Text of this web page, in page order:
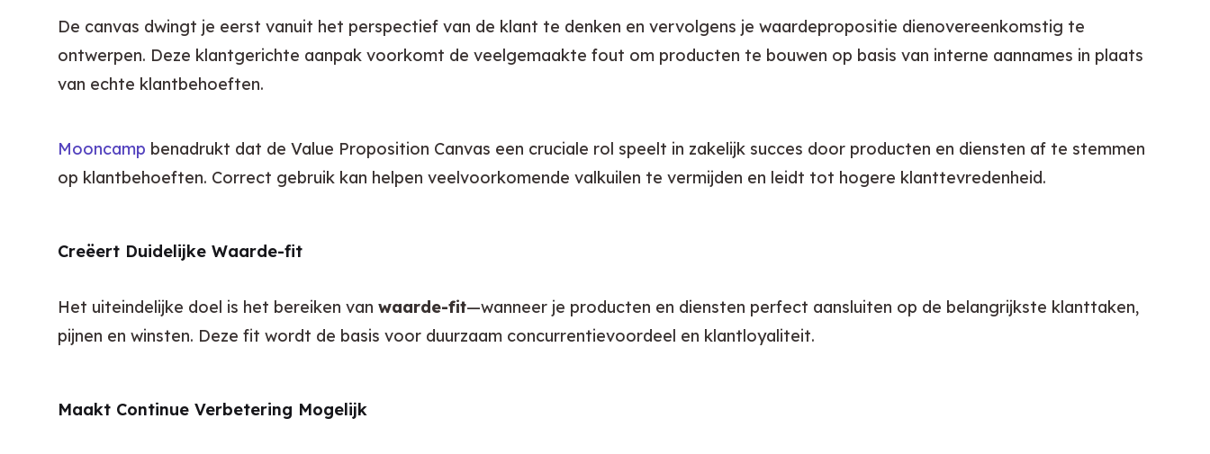
De canvas dwingt je eerst vanuit het perspectief van de klant te denken en vervolgens je waardepropositie dienovereenkomstig te
ontwerpen. Deze klantgerichte aanpak voorkomt de veelgemaakte fout om producten te bouwen op basis van interne aannames in plaats
van echte klantbehoeften.
Mooncamp benadrukt dat de Value Proposition Canvas een cruciale rol speelt in zakelijk succes door producten en diensten af te stemmen
op klantbehoeften. Correct gebruik kan helpen veelvoorkomende valkuilen te vermijden en leidt tot hogere klanttevredenheid.
Creëert Duidelijke Waarde-fit
Het uiteindelijke doel is het bereiken van waarde-fit—wanneer je producten en diensten perfect aansluiten op de belangrijkste klanttaken,
pijnen en winsten. Deze fit wordt de basis voor duurzaam concurrentievoordeel en klantloyaliteit.
Maakt Continue Verbetering Mogelijk